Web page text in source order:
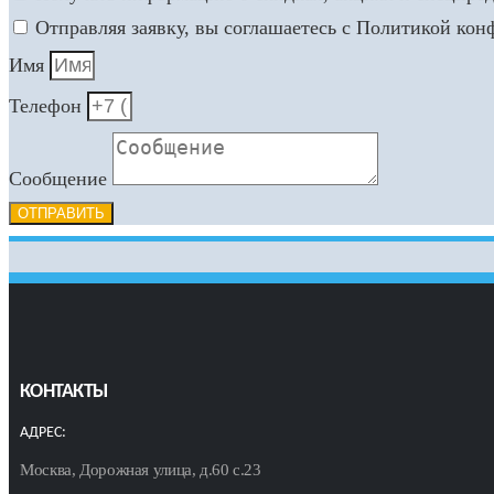
Отправляя заявку, вы соглашаетесь с Политикой
Имя
Телефон
Сообщение
ОТПРАВИТЬ
КОНТАКТЫ
АДРЕС:
Москва, Дорожная улица, д.60 с.23